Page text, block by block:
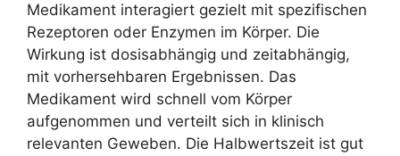
Medikament interagiert gezielt mit spezifischen
Rezeptoren oder Enzymen im Körper. Die
Wirkung ist dosisabhängig und zeitabhängig,
mit vorhersehbaren Ergebnissen. Das
Medikament wird schnell vom Körper
aufgenommen und verteilt sich in klinisch
relevanten Geweben. Die Halbwertszeit ist gut